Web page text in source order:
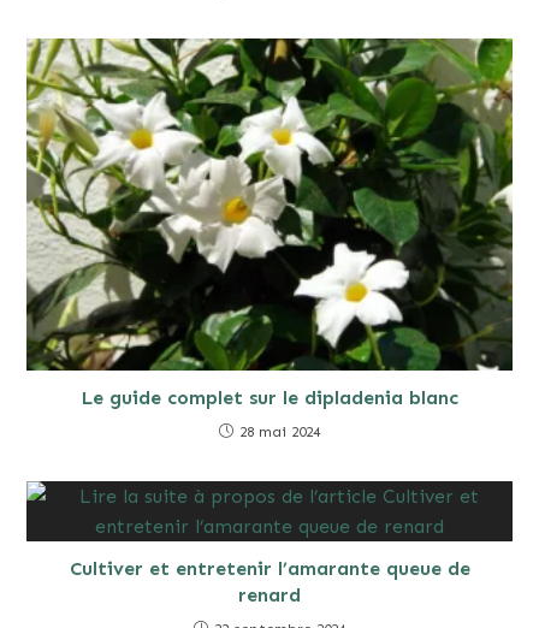
Le guide complet sur le dipladenia blanc
28 mai 2024
Cultiver et entretenir l’amarante queue de
renard